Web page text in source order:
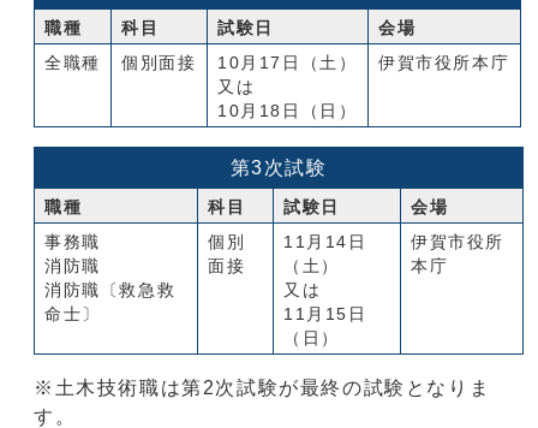
職種 科目 試験日
会場
全職種
個別面接
10月17日（土）
又は
10月18日（日）
伊賀市役所本庁
第3次試験
職種 科目 試験日
会場
事務職
消防職
消防職〔救急救
命士〕
個別
面接
11月14日
（土）
又は
11月15日
（日）
伊賀市役所
本庁
※土木技術職は第2次試験が最終の試験となりま
す。